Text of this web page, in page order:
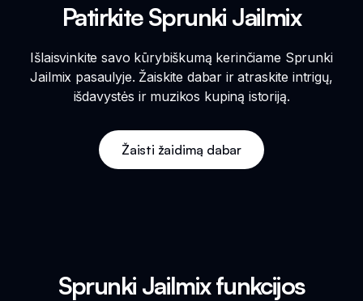
Patirkite Sprunki Jailmix
Išlaisvinkite savo kūrybiškumą kerinčiame Sprunki
Jailmix pasaulyje. Žaiskite dabar ir atraskite intrigų,
išdavystės ir muzikos kupiną istoriją.
Žaisti žaidimą dabar
Sprunki Jailmix funkcijos